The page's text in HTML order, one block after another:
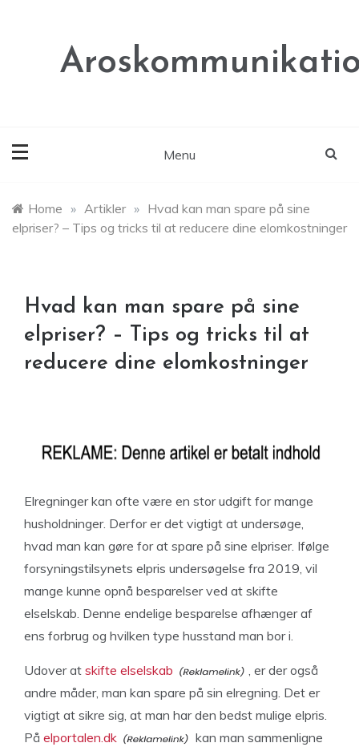
Menu
Home » Artikler » Hvad kan man spare på sine
elpriser? – Tips og tricks til at reducere dine elomkostninger
Hvad kan man spare på sine
elpriser? – Tips og tricks til at
reducere dine elomkostninger
Elregninger kan ofte være en stor udgift for mange
husholdninger. Derfor er det vigtigt at undersøge,
hvad man kan gøre for at spare på sine elpriser. Ifølge
forsyningstilsynets elpris undersøgelse fra 2019, vil
mange kunne opnå besparelser ved at skifte
elselskab. Denne endelige besparelse afhænger af
ens forbrug og hvilken type husstand man bor i.
Udover at skifte elselskab
, er der også
andre måder, man kan spare på sin elregning. Det er
vigtigt at sikre sig, at man har den bedst mulige elpris.
På elportalen.dk
kan man sammenligne